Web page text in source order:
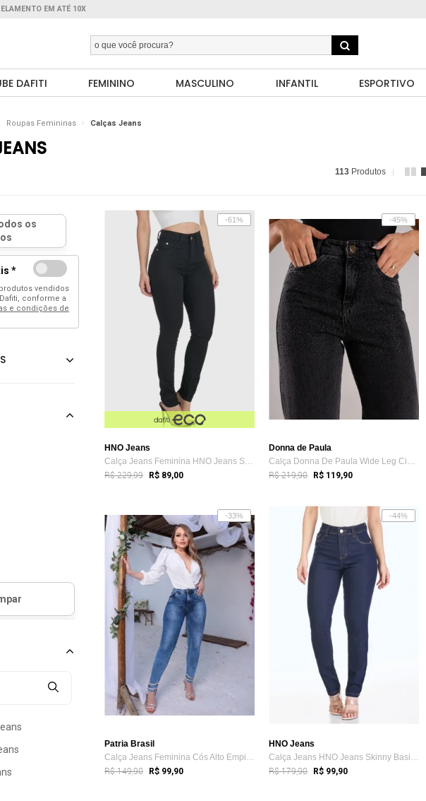
EM ATÉ 10X
DAFITI FEMININO MASCULINO INFANTIL ESPORTIVO
Roupas Femininas Calças Jeans
113 Produtos
*
vendidos
conforme a
e condições de
-61%
HNO Jeans
Calça Jeans Feminina HNO Jeans Skinny Ci...
R$ 229,99 R$ 89,00
-45%
Donna de Paula
Calça Donna De Paula Wide Leg Cinza Graf...
R$ 219,90 R$ 119,90
-33%
Patria Brasil
Calça Jeans Feminina Cós Alto Empina Bum...
R$ 149,90 R$ 99,90
-44%
HNO Jeans
Calça Jeans HNO Jeans Skinny Basic Azul Escuro
R$ 179,90 R$ 99,90